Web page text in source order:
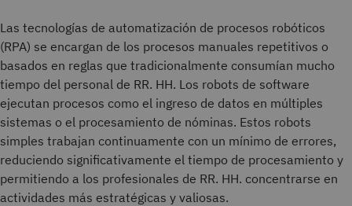
Las tecnologías de automatización de procesos robóticos
(RPA) se encargan de los procesos manuales repetitivos o
basados en reglas que tradicionalmente consumían mucho
tiempo del personal de RR. HH. Los robots de software
ejecutan procesos como el ingreso de datos en múltiples
sistemas o el procesamiento de nóminas. Estos robots
simples trabajan continuamente con un mínimo de errores,
reduciendo significativamente el tiempo de procesamiento y
permitiendo a los profesionales de RR. HH. concentrarse en
actividades más estratégicas y valiosas.